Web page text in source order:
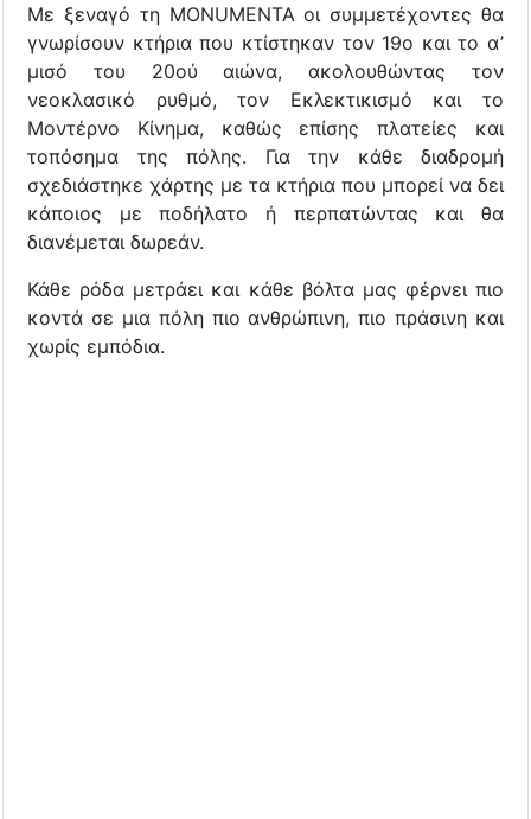
Με ξεναγό τη MONUMENTA οι συμμετέχοντες θα
γνωρίσουν κτήρια που κτίστηκαν τον 19ο και το α’
μισό του 20ού αιώνα, ακολουθώντας τον
νεοκλασικό ρυθμό, τον Εκλεκτικισμό και το
Μοντέρνο Κίνημα, καθώς επίσης πλατείες και
τοπόσημα της πόλης. Για την κάθε διαδρομή
σχεδιάστηκε χάρτης με τα κτήρια που μπορεί να δει
κάποιος με ποδήλατο ή περπατώντας και θα
διανέμεται δωρεάν.
Κάθε ρόδα μετράει και κάθε βόλτα μας φέρνει πιο
κοντά σε μια πόλη πιο ανθρώπινη, πιο πράσινη και
χωρίς εμπόδια.